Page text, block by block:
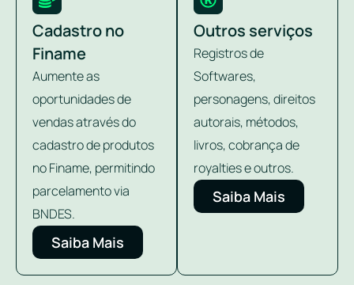
Cadastro no
Finame
Aumente as
oportunidades de
vendas através do
cadastro de produtos
no Finame, permitindo
parcelamento via
BNDES.
Saiba Mais
Outros serviços
Registros de
Softwares,
personagens, direitos
autorais, métodos,
livros, cobrança de
royalties e outros.
Saiba Mais